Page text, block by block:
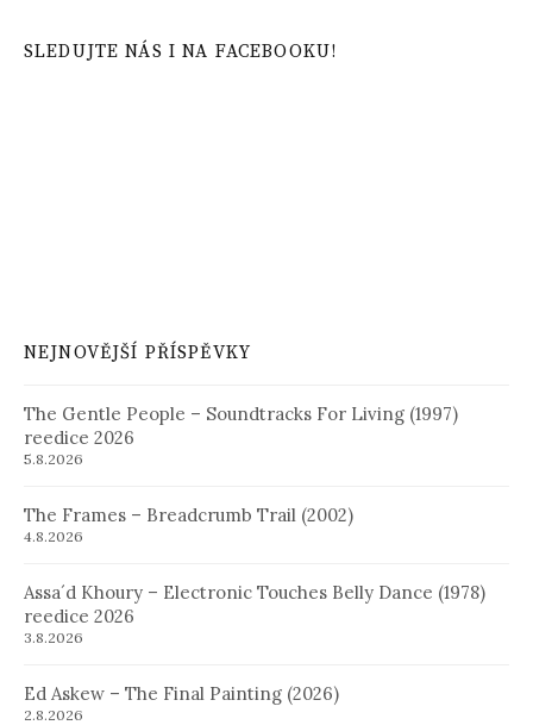
SLEDUJTE NÁS I NA FACEBOOKU!
NEJNOVĚJŠÍ PŘÍSPĚVKY
The Gentle People – Soundtracks For Living (1997)
reedice 2026
5.8.2026
The Frames – Breadcrumb Trail (2002)
4.8.2026
Assa´d Khoury – Electronic Touches Belly Dance (1978)
reedice 2026
3.8.2026
Ed Askew – The Final Painting (2026)
2.8.2026